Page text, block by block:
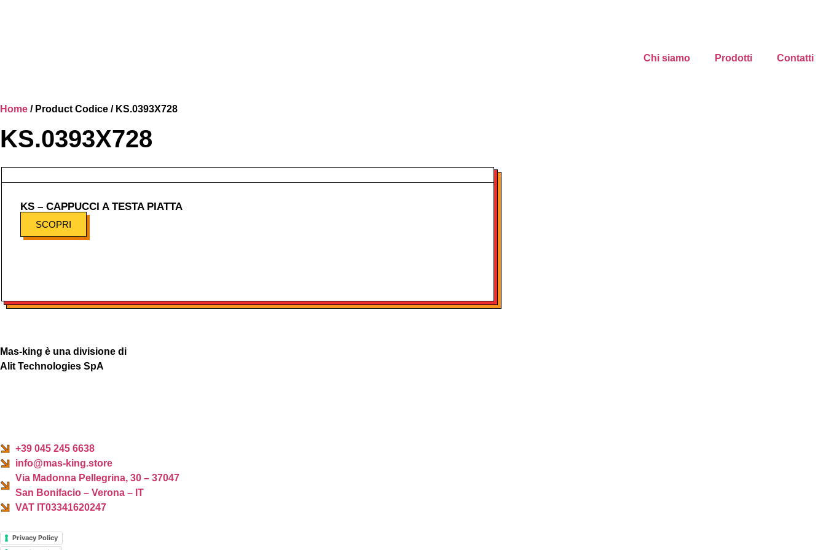
Chi siamo Prodotti Contatti
Home / Product Codice / KS.0393X728
KS.0393X728
KS – CAPPUCCI A TESTA PIATTA
SCOPRI
Mas-king è una divisione di
Alit Technologies SpA
+39 045 245 6638
info@mas-king.store
Via Madonna Pellegrina, 30 – 37047
San Bonifacio – Verona – IT
VAT IT03341620247
Privacy Policy